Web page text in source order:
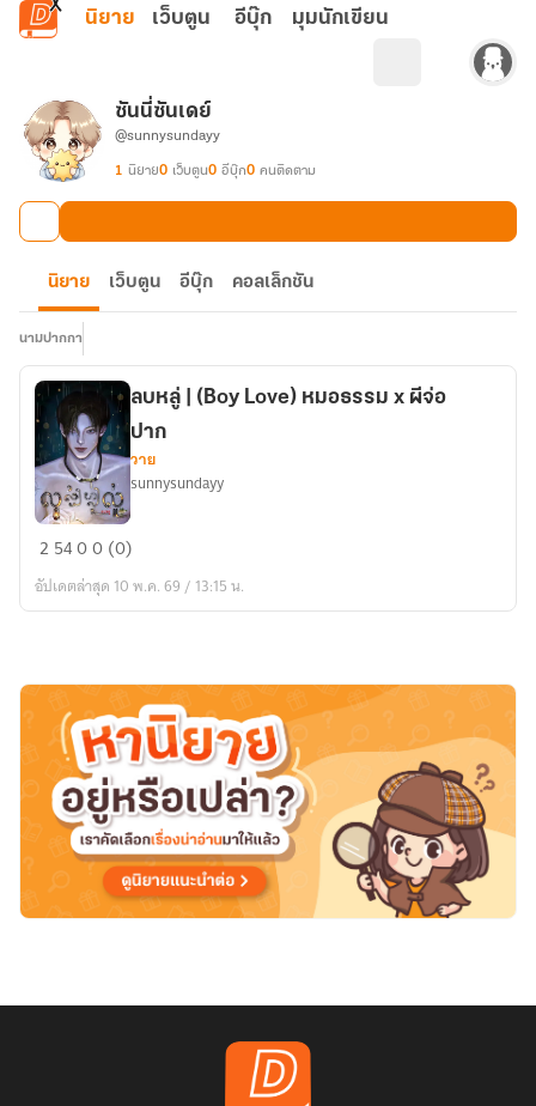
ข้ามไปยังเนื้อหาหลัก
นิยาย เว็บตูน อีบุ๊ก มุมนักเขียน
ซันนี่ซันเดย์
@sunnysundayy
1 นิยาย0 เว็บตูน0 อีบุ๊ก0 คนติดตาม
นิยาย เว็บตูน อีบุ๊ก คอลเล็กชัน
นามปากกา
ลบหลู่
(Boy
ธรรม
ปาก
ลบหลู่ | (Boy Love) หมอธรรม x ผีจ่อ
ปาก
วาย
sunnysundayy
2 5400 (0)
อัปเดตล่าสุด 10 พ.ค. 69 / 13:15 น.